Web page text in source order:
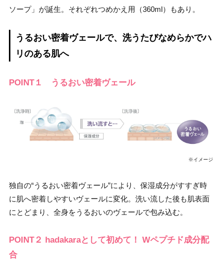
ソープ」が誕生。それぞれつめかえ用（360ml）もあり。
うるおい密着ヴェールで、洗うたびなめらかでハ
リのある肌へ
POINT１ うるおい密着ヴェール
※イメージ
独自の“うるおい密着ヴェール”により、保湿成分がすすぎ時
に肌へ密着しやすいヴェールに変化。洗い流した後も肌表面
にとどまり、全身をうるおいのヴェールで包み込む。
POINT２ hadakaraとして初めて！ Wペプチド成分配
合